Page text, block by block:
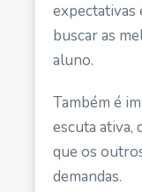
expectativas
buscar as
aluno.
Também é
escuta ativa,
que os
demandas.